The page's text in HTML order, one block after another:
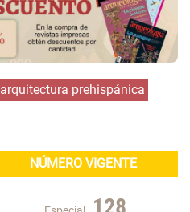
arquitectura prehispánica
NÚMERO VIGENTE
128